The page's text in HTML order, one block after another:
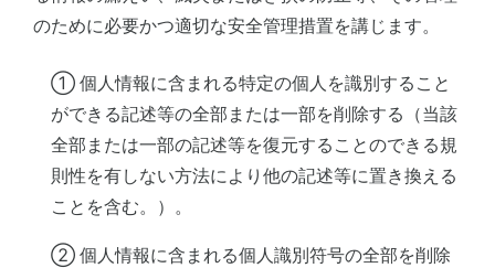
のために必要かつ適切な安全管理措置を講じます。
① 個人情報に含まれる特定の個人を識別すること
ができる記述等の全部または一部を削除する（当該
全部または一部の記述等を復元することのできる規
則性を有しない方法により他の記述等に置き換える
ことを含む。）。
② 個人情報に含まれる個人識別符号の全部を削除